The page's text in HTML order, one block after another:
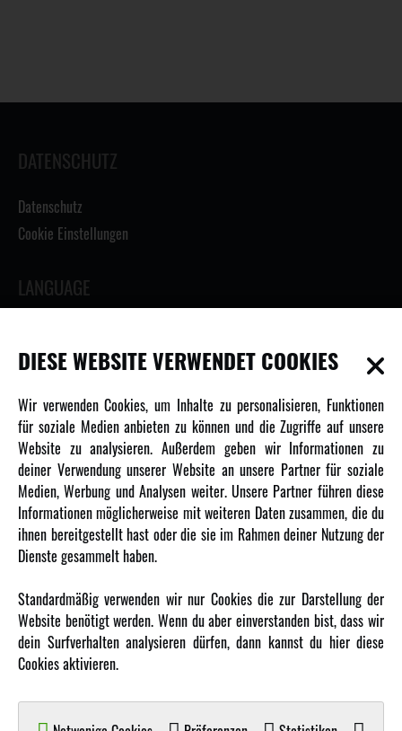
DATENSCHUTZ
Datenschutz
Cookie Einstellungen
LANGUAGE
INFORMATIONEN
Newsletter
Über uns
Karriere
Amewi Kataloge
AMXRacing - Qualitäts RC-Zubehör
Amewi Construction - Nutzfahrzeuge
DIESE WEBSITE VERWENDET COOKIES
Wir verwenden Cookies, um Inhalte zu personalisieren, Funktionen
für soziale Medien anbieten zu können und die Zugriffe auf unsere
Website zu analysieren. Außerdem geben wir Informationen zu
deiner Verwendung unserer Website an unsere Partner für soziale
Medien, Werbung und Analysen weiter. Unsere Partner führen diese
Informationen möglicherweise mit weiteren Daten zusammen, die du
ihnen bereitgestellt hast oder die sie im Rahmen deiner Nutzung der
Dienste gesammelt haben.
Standardmäßig verwenden wir nur Cookies die zur Darstellung der
Website benötigt werden. Wenn du aber einverstanden bist, dass wir
dein Surfverhalten analysieren dürfen, dann kannst du hier diese
Cookies aktivieren.